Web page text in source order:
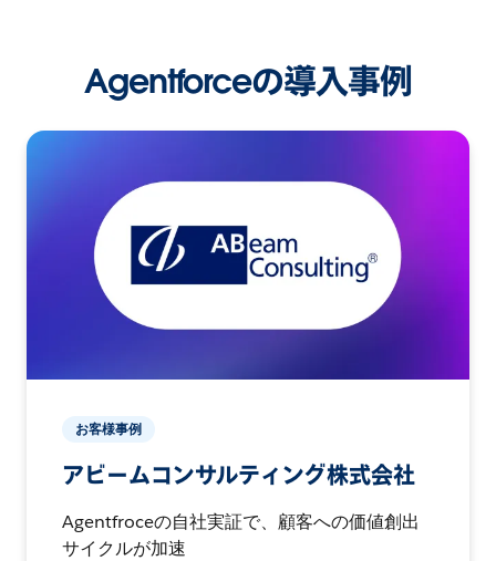
Agentforceの導入事例
お客様事例
アビームコンサルティング株式会社
Agentfroceの自社実証で、顧客への価値創出
サイクルが加速